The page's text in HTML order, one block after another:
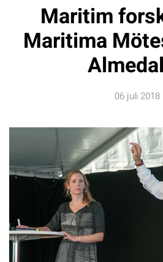
Maritim
Maritima
06 juli 2018